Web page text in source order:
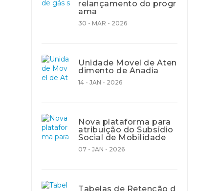
relançamento do progr
ama
30 - MAR - 2026
Unidade Movel de Aten
dimento de Anadia
14 - JAN - 2026
Nova plataforma para
atribuição do Subsídio
Social de Mobilidade
07 - JAN - 2026
Tabelas de Retenção d